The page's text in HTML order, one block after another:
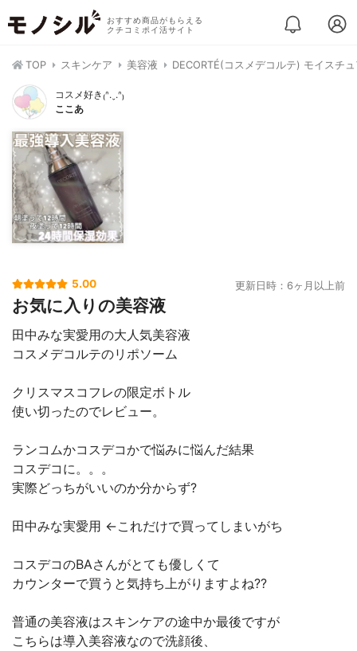
おすすめ商品がもらえる
クチコミポイ活サイト
TOP スキンケア 美容液 DECORTÉ(コスメデコルテ) モイスチ
コスメ好き₍ᐢ.ˬ.ᐢ₎
ここあ
5.00 更新日時：6ヶ月以上前
お気に入りの美容液
田中みな実愛用の大人気美容液
コスメデコルテのリポソーム
クリスマスコフレの限定ボトル
使い切ったのでレビュー。
ランコムかコスデコかで悩みに悩んだ結果
コスデコに。。。
実際どっちがいいのか分からず?
田中みな実愛用 ←これだけで買ってしまいがち
コスデコのBAさんがとても優しくて
カウンターで買うと気持ち上がりますよね??
普通の美容液はスキンケアの途中か最後ですが
こちらは導入美容液なので洗顔後、